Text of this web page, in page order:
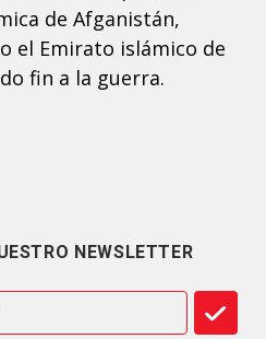
de Afganistán,
el Emirato islámico de
fin a la guerra.
NEWSLETTER